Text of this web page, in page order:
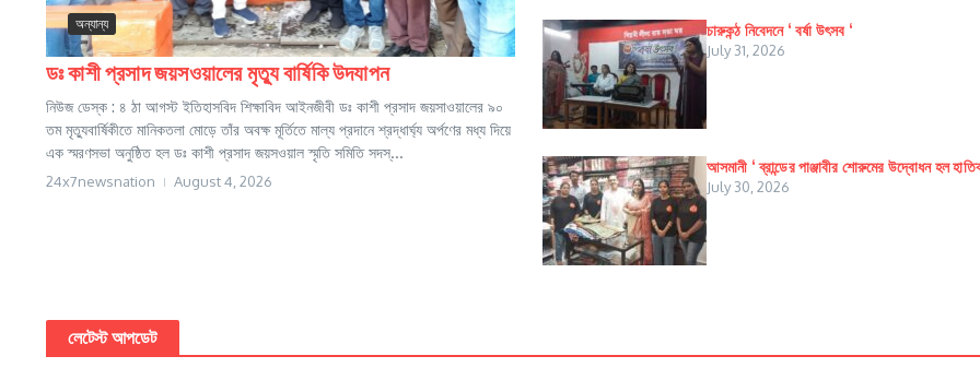
অন্যান্য
ডঃ কাশী প্রসাদ জয়সওয়ালের মৃত্যু বার্ষিকি উদযাপন
নিউজ ডেস্ক : ৪ ঠা আগস্ট ইতিহাসবিদ শিক্ষাবিদ আইনজীবী ডঃ কাশী প্রসাদ জয়সাওয়ালের ৯০
তম মৃত্যুবার্ষিকীতে মানিকতলা মোড়ে তাঁর অবক্ষ মূর্তিতে মাল্য প্রদানে শ্রদ্ধার্ঘ্য অর্পণের মধ্য দিয়ে
এক স্মরণসভা অনুষ্ঠিত হল ডঃ কাশী প্রসাদ জয়সওয়াল স্মৃতি সমিতি সদস্...
24x7newsnation August 4, 2026
চারুকন্ঠ নিবেদনে ‘ বর্ষা উৎসব ‘
July 31, 2026
আসমানী ‘ ব্রান্ডের পাঞ্জাবীর শোরুমের উদ্বোধন হল
July 30, 2026
লেটেস্ট আপডেট